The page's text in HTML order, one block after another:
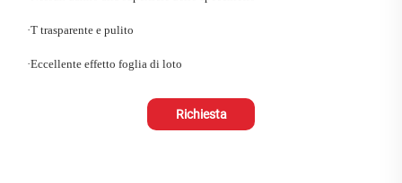
·T trasparente e pulito
·Eccellente effetto foglia di loto
Richiesta